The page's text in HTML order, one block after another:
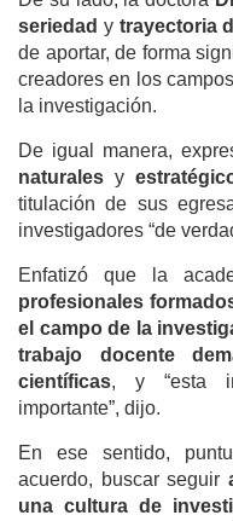
seriedad y trayectoria
de aportar, de forma
creadores en los
la investigación.
De igual manera,
naturalesy
titulación de sus
investigadores “de
Enfatizó que la
profesionales
el campo de la
trabajo docente
científicas, y “esta
importante”, dijo.
En ese sentido,
acuerdo, buscar seguir
una cultura de